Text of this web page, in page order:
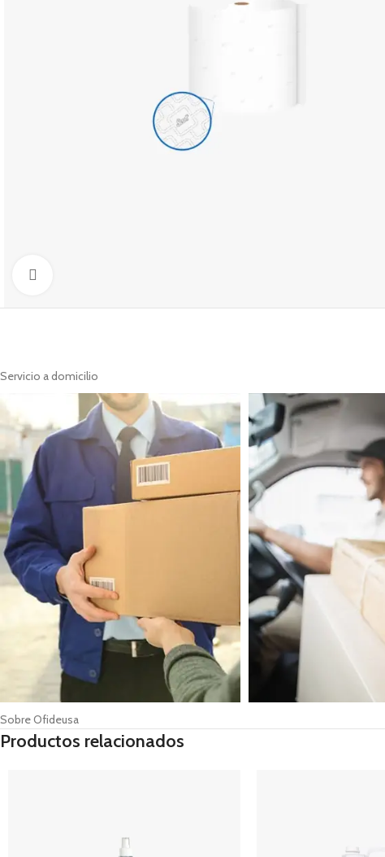
Servicio a domicilio
Sobre Ofideusa
Productos relacionados